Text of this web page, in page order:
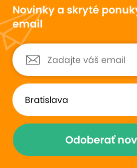
Novinky a skryté
email
Odoberať